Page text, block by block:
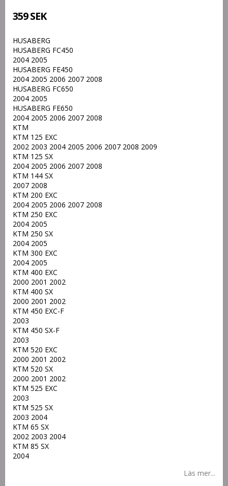
359 SEK
HUSABERG
HUSABERG FC450
2004 2005
HUSABERG FE450
2004 2005 2006 2007 2008
HUSABERG FC650
2004 2005
HUSABERG FE650
2004 2005 2006 2007 2008
KTM
KTM 125 EXC
2002 2003 2004 2005 2006 2007 2008 2009
KTM 125 SX
2004 2005 2006 2007 2008
KTM 144 SX
2007 2008
KTM 200 EXC
2004 2005 2006 2007 2008
KTM 250 EXC
2004 2005
KTM 250 SX
2004 2005
KTM 300 EXC
2004 2005
KTM 400 EXC
2000 2001 2002
KTM 400 SX
2000 2001 2002
KTM 450 EXC-F
2003
KTM 450 SX-F
2003
KTM 520 EXC
2000 2001 2002
KTM 520 SX
2000 2001 2002
KTM 525 EXC
2003
KTM 525 SX
2003 2004
KTM 65 SX
2002 2003 2004
KTM 85 SX
2004
Läs mer...